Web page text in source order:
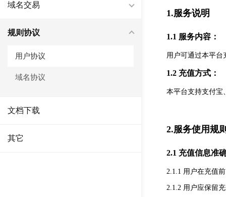
域名交易
规则协议
用户协议
域名协议
文档下载
其它
1.服务说明
1.1 服务内容：
用户可通过本平台
1.2 充值方式：
本平台支持支付宝
2.服务使用规
2.1 充值信息准
2.1.1 用户在充值
2.1.2 用户应保留